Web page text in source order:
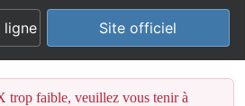
ligne Site officiel
trop faible, veuillez vous tenir à